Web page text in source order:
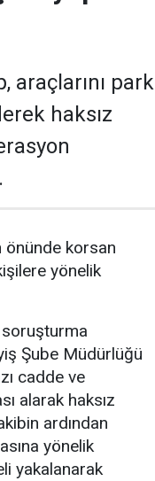
araçlarını park
haksız
önünde korsan
yönelik
soruşturma
Şube Müdürlüğü
cadde ve
alarak haksız
ardından
yönelik
yakalanarak